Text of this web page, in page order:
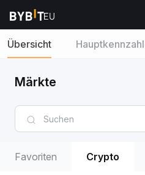
Übersicht
Märkte
Favoriten Crypto